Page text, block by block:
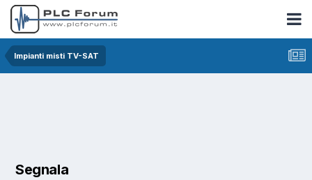
Impianti misti TV-SAT
Segnala